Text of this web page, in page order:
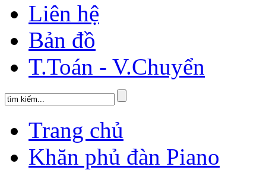
Liên hệ
Bản đồ
T.Toán - V.Chuyển
Trang chủ
Khăn phủ đàn Piano